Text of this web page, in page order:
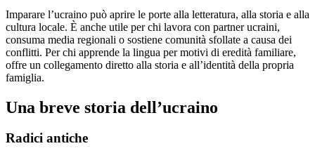
Imparare l’ucraino può aprire le porte alla letteratura, alla storia e alla
cultura locale. È anche utile per chi lavora con partner ucraini,
consuma media regionali o sostiene comunità sfollate a causa dei
conflitti. Per chi apprende la lingua per motivi di eredità familiare,
offre un collegamento diretto alla storia e all’identità della propria
famiglia.
Una breve storia dell’ucraino
Radici antiche